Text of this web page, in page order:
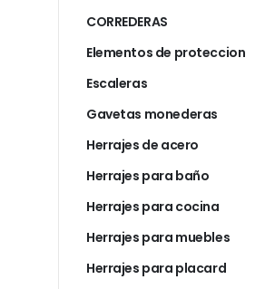
CORREDERAS
Elementos de proteccion
Escaleras
Gavetas monederas
Herrajes de acero
Herrajes para baño
Herrajes para cocina
Herrajes para muebles
Herrajes para placard